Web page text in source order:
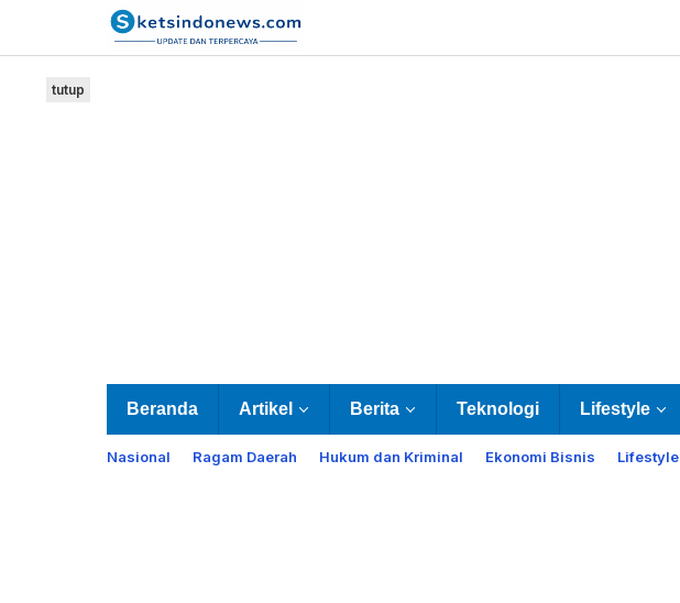
Beranda Artikel Berita Teknologi Lifestyle
Nasional Ragam Daerah Hukum dan Kriminal Ekonomi Bisnis Lifestyle
tutup